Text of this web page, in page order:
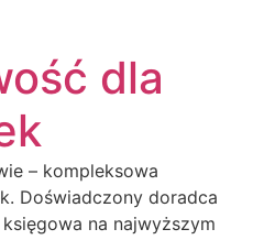
dla
– kompleksowa
Doświadczony doradca
na najwyższym